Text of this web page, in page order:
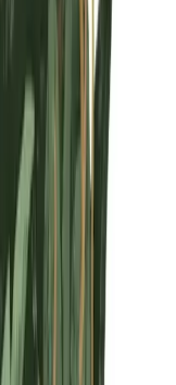
Hybrid Strains